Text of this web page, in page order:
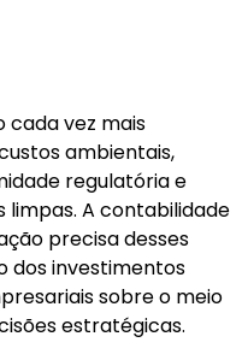
cada vez mais
ambientais,
regulatória e
A contabilidade
precisa desses
dos investimentos
sobre o meio
estratégicas.